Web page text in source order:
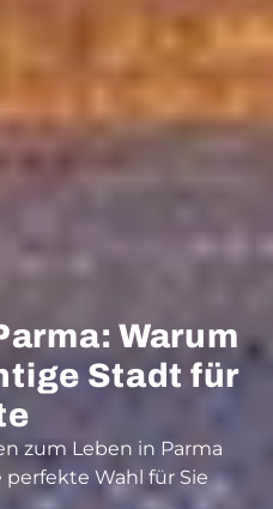
Warum
Stadt für
zum Leben in Parma
Wahl für Sie